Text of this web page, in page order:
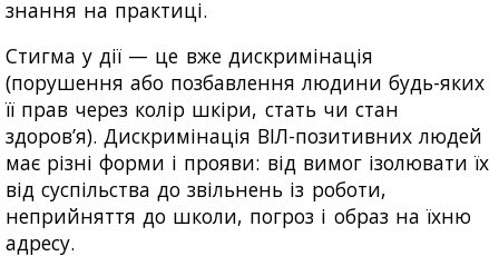
знання на практиці.
Стигма у дії — це вже дискримінація
(порушення або позбавлення людини будь-яких
її прав через колір шкіри, стать чи стан
здоров’я). Дискримінація ВІЛ-позитивних людей
має різні форми і прояви: від вимог ізолювати їх
від суспільства до звільнень із роботи,
неприйняття до школи, погроз і образ на їхню
адресу.